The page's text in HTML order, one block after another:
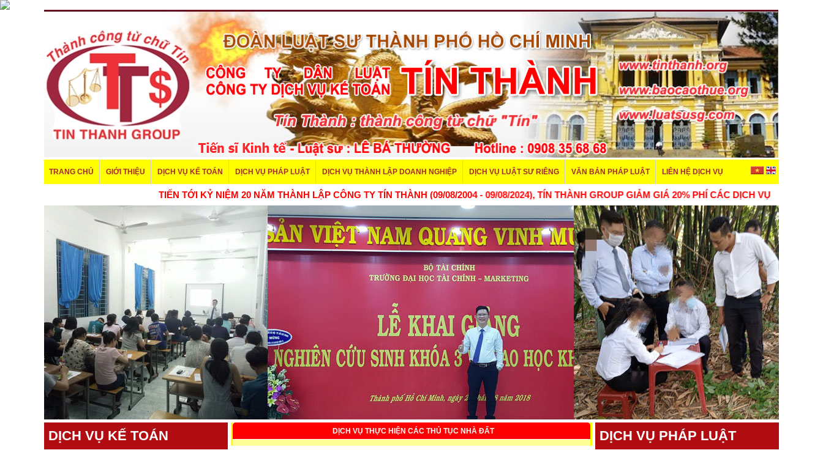
TRANG CHỦ GIỚI THIỆU DỊCH VỤ KẾ TOÁN DỊCH VỤ PHÁP LUẬT DỊCH VỤ THÀNH LẬP DOANH NGHIỆP DỊCH VỤ LUẬT SƯ RIÊNG VĂN BẢN PHÁP LUẬT LIÊN HỆ DỊCH VỤ
TIẾN TỚI KỶ NIỆM 20 NĂM THÀNH LẬP CÔNG TY TÍN THÀNH (09/08/2004 - 09/08/2024), TÍN THÀNH GROUP GIẢM GIÁ 20% PHÍ CÁC DỊCH VỤ
DỊCH VỤ KẾ TOÁN DỊCH VỤ THỰC HIỆN CÁC THỦ TỤC NHÀ ĐẤT DỊCH VỤ PHÁP LUẬT